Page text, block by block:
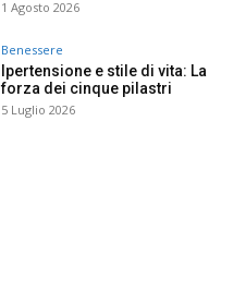
1 Agosto 2026
Benessere
Ipertensione e stile di vita: La
forza dei cinque pilastri
5 Luglio 2026